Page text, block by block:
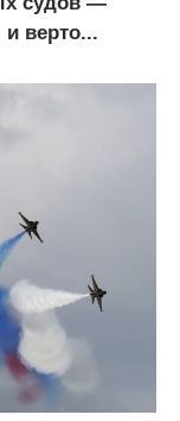
верто...